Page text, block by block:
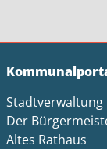
Der
Altes Rathaus